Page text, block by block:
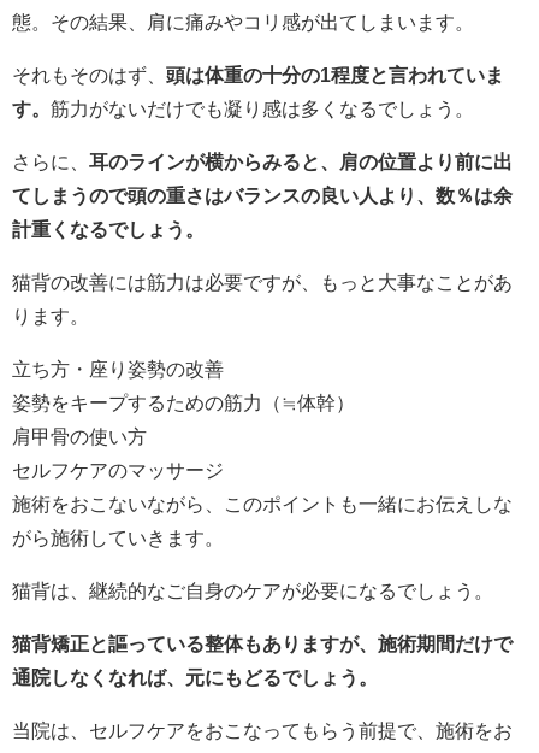
態。その結果、肩に痛みやコリ感が出てしまいます。
それもそのはず、 頭は体重の十分の1程度と言われていま
す。 筋力がないだけでも凝り感は多くなるでしょう。
さらに、 耳のラインが横からみると、肩の位置より前に出
てしまうので頭の重さはバランスの良い人より、数％は余
計重くなるでしょう。
猫背の改善には筋力は必要ですが、もっと大事なことがあ
ります。
立ち方・座り姿勢の改善
姿勢をキープするための筋力（≒体幹）
肩甲骨の使い方
セルフケアのマッサージ
施術をおこないながら、このポイントも一緒にお伝えしな
がら施術していきます。
猫背は、継続的なご自身のケアが必要になるでしょう。
猫背矯正と謳っている整体もありますが、施術期間だけで
通院しなくなれば、元にもどるでしょう。
当院は、セルフケアをおこなってもらう前提で、施術をお